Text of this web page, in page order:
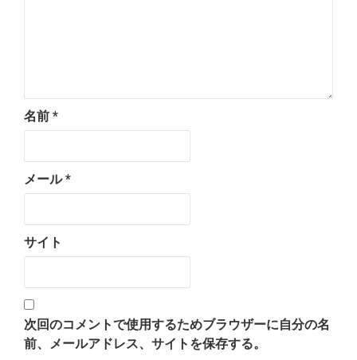
名前 *
メール*
サイト
次回のコメントで使用するためブラウザーに自分の名
前、メールアドレス、サイトを保存する。